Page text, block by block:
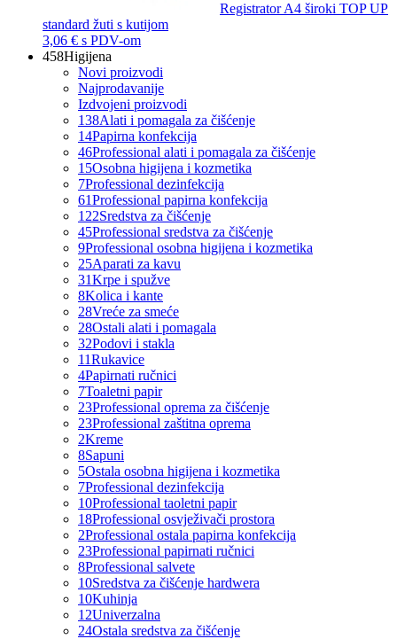
Registrator A4 široki TOP UP
standard žuti s kutijom
3,06 € s PDV-om
458Higijena
Novi proizvodi
Najprodavanije
Izdvojeni proizvodi
138Alati i pomagala za čišćenje
14Papirna konfekcija
46Professional alati i pomagala za čišćenje
15Osobna higijena i kozmetika
7Professional dezinfekcija
61Professional papirna konfekcija
122Sredstva za čišćenje
45Professional sredstva za čišćenje
9Professional osobna higijena i kozmetika
25Aparati za kavu
31Krpe i spužve
8Kolica i kante
28Vreće za smeće
28Ostali alati i pomagala
32Podovi i stakla
11Rukavice
4Papirnati ručnici
7Toaletni papir
23Professional oprema za čišćenje
23Professional zaštitna oprema
2Kreme
8Sapuni
5Ostala osobna higijena i kozmetika
7Professional dezinfekcija
10Professional taoletni papir
18Professional osvježivači prostora
2Professional ostala papirna konfekcija
23Professional papirnati ručnici
8Professional salvete
10Sredstva za čišćenje hardwera
10Kuhinja
12Univerzalna
24Ostala sredstva za čišćenje